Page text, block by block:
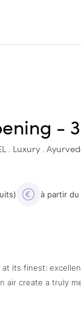
-
. Luxury .
à partir
its finest:
air create a truly